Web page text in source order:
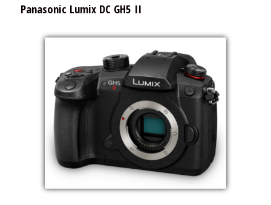
Panasonic Lumix DC GH5 II